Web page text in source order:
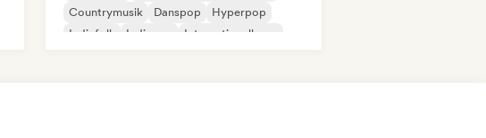
Countrymusik
Danspop
Hyperpop
Indiefolk
Indiepop Internationell pop